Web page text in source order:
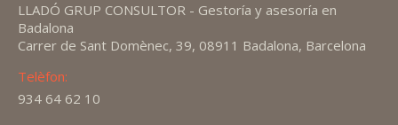
LLADÓ GRUP CONSULTOR - Gestoría y asesoría en
Badalona
Carrer de Sant Domènec, 39, 08911 Badalona, Barcelona
Telèfon:
934 64 62 10